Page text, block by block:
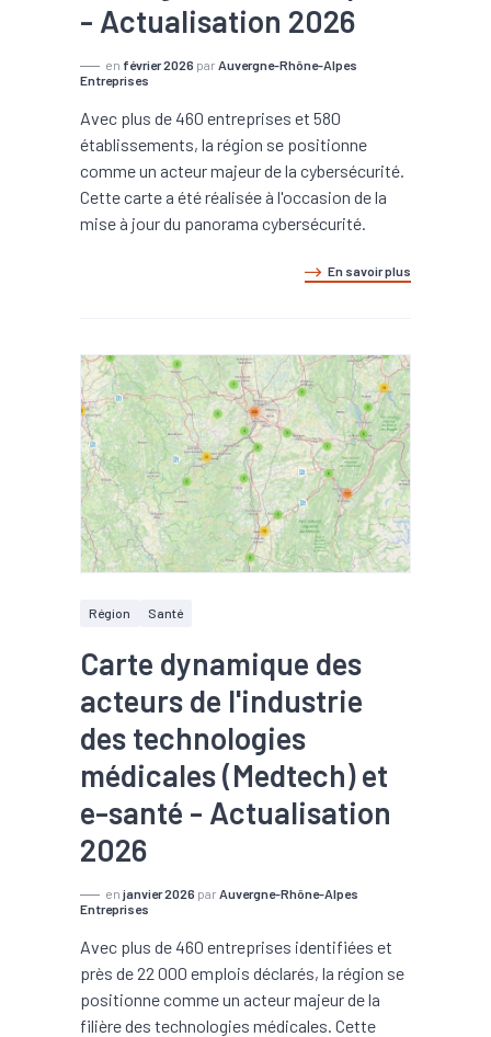
- Actualisation 2026
en février 2026 par Auvergne-Rhône-Alpes
Entreprises
Avec plus de 460 entreprises et 580
établissements, la région se positionne
comme un acteur majeur de la cybersécurité.
Cette carte a été réalisée à l'occasion de la
mise à jour du panorama cybersécurité.
En savoir plus
Région Santé
Carte dynamique des
acteurs de l'industrie
des technologies
médicales (Medtech) et
e-santé - Actualisation
2026
en janvier 2026 par Auvergne-Rhône-Alpes
Entreprises
Avec plus de 460 entreprises identifiées et
près de 22 000 emplois déclarés, la région se
positionne comme un acteur majeur de la
filière des technologies médicales. Cette